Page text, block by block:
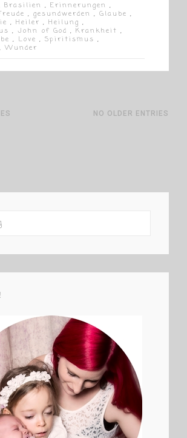
Brasilien , Erinnerungen ,
, gesundwerden , Glaube ,
, Heiler , Heilung ,
, John of God , Krankheit ,
, Love , Spiritismus ,
,Wunder
NO OLDER ENTRIES